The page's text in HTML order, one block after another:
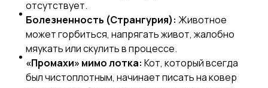
отсутствует.
Болезненность (Странгурия): Животное
может горбиться, напрягать живот, жалобно
мяукать или скулить в процессе.
«Промахи» мимо лотка: Кот, который всегда
был чистоплотным, начинает писать на ковер